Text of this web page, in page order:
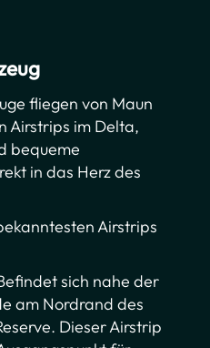
fliegen von Maun
Airstrips im Delta,
bequeme
in das Herz des
Airstrips
sich nahe der
am Nordrand des
Dieser Airstrip